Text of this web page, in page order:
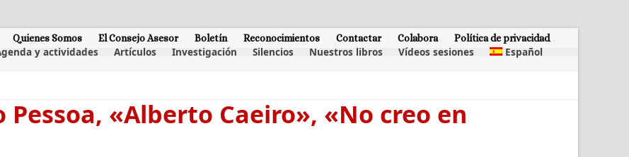
Quienes Somos El Consejo Asesor Boletín Reconocimientos Contactar Colabora Política de privacidad
y actividades Artículos Investigación Silencios Nuestros libros Vídeos sesiones Español
Pessoa, «Alberto Caeiro», «No creo en